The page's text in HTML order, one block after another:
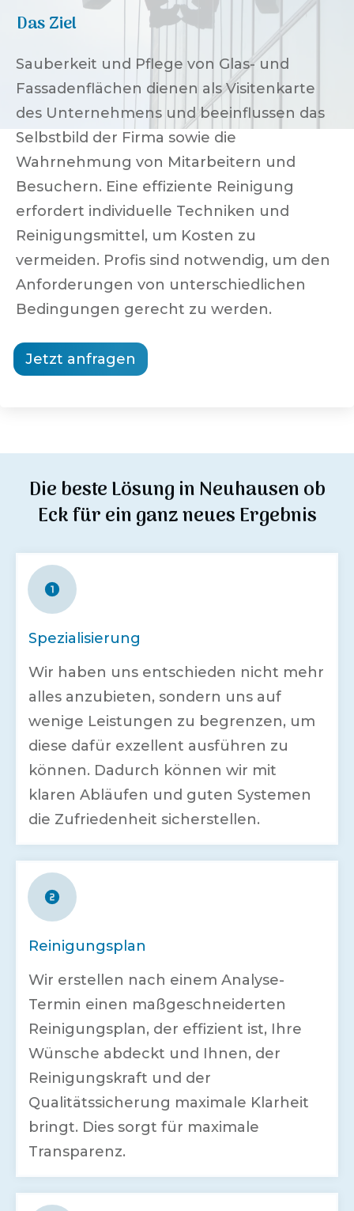
Das Ziel
Sauberkeit und Pflege von Glas- und
Fassadenflächen dienen als Visitenkarte
des Unternehmens und beeinflussen das
Selbstbild der Firma sowie die
Wahrnehmung von Mitarbeitern und
Besuchern. Eine effiziente Reinigung
erfordert individuelle Techniken und
Reinigungsmittel, um Kosten zu
vermeiden. Profis sind notwendig, um den
Anforderungen von unterschiedlichen
Bedingungen gerecht zu werden.
Jetzt anfragen
Die beste Lösung inNeuhausen ob
Eckfür ein ganz neues Ergebnis
Spezialisierung
Wir haben uns entschieden nicht mehr
alles anzubieten, sondern uns auf
wenige Leistungen zu begrenzen, um
diese dafür exzellent ausführen zu
können. Dadurch können wir mit
klaren Abläufen und guten Systemen
die Zufriedenheit sicherstellen.
Reinigungsplan
Wir erstellen nach einem Analyse-
Termin einen maßgeschneiderten
Reinigungsplan, der effizient ist, Ihre
Wünsche abdeckt und Ihnen, der
Reinigungskraft und der
Qualitätssicherung maximale Klarheit
bringt. Dies sorgt für maximale
Transparenz.